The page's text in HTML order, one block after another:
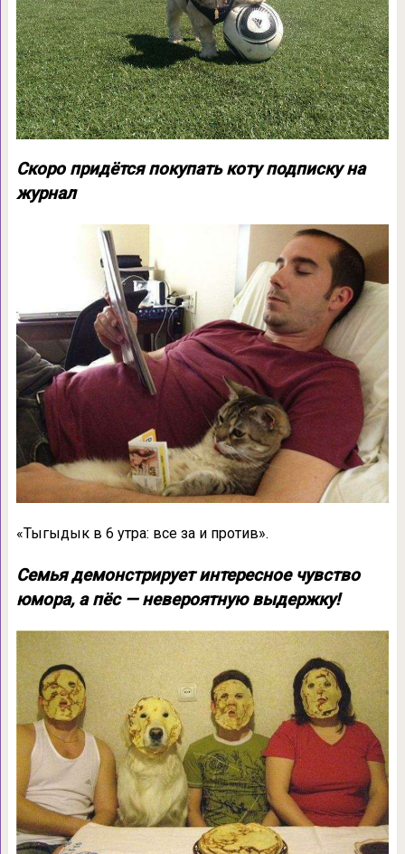
Скоро придётся покупать коту подписку на
журнал
«Тыгыдык в 6 утра: все за и против».
Семья демонстрирует интересное чувство
юмора, а пёс — невероятную выдержку!